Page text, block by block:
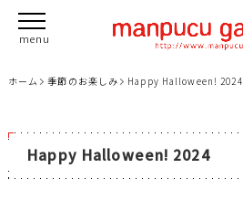
ホーム 季節のお楽しみ Happy Halloween! 2024
Happy Halloween! 2024